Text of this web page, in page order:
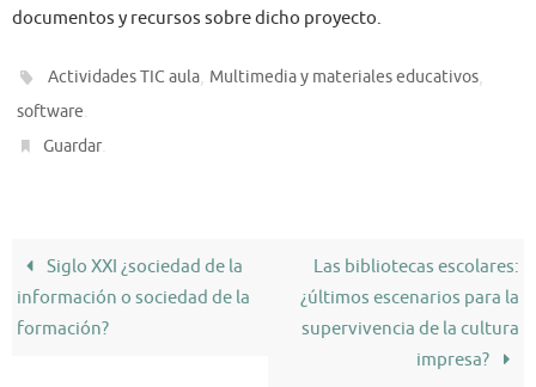
documentos y recursos sobre dicho proyecto.
Actividades TIC aula, Multimedia y materiales educativos,
software
Guardar
Siglo XXI ¿sociedad de la
información o sociedad de la
formación?
Las bibliotecas escolares:
¿últimos escenarios para la
supervivencia de la cultura
impresa?